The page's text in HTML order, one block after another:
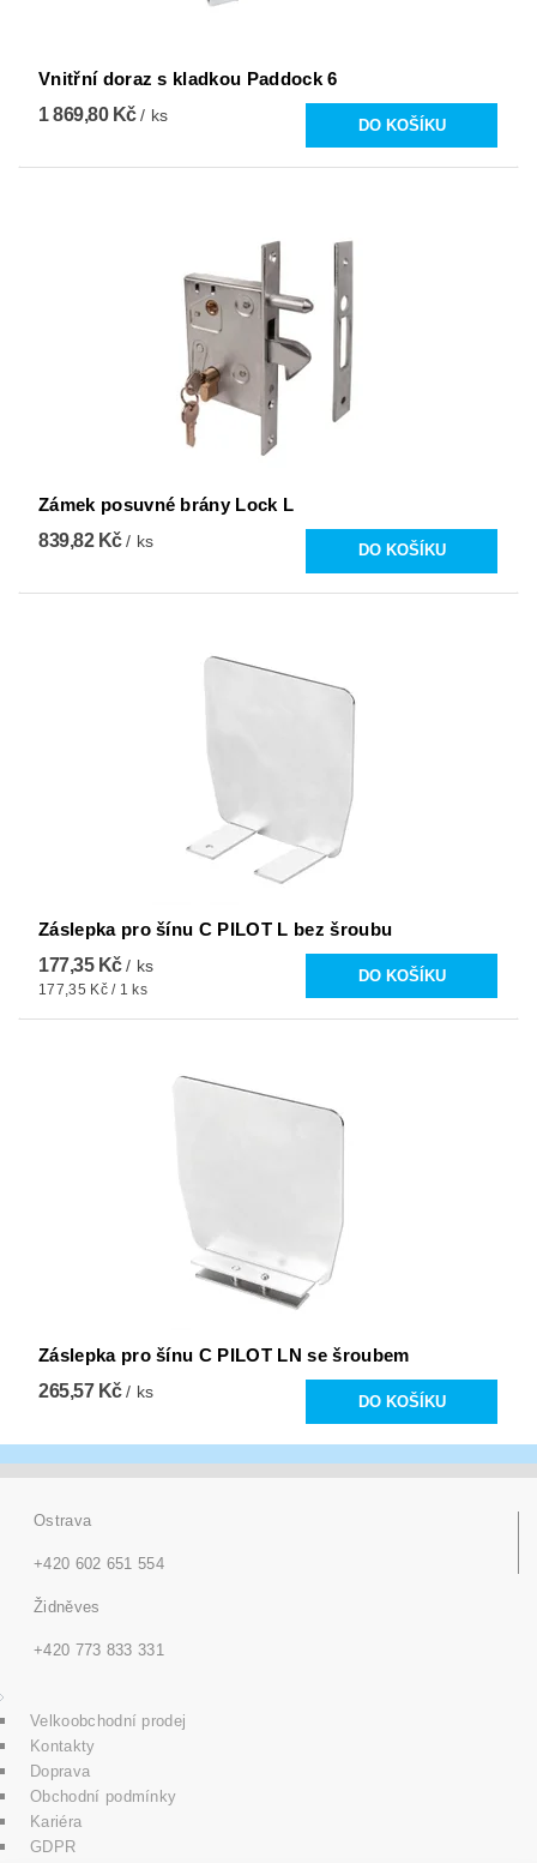
Vnitřní doraz s kladkou Paddock 6
1 869,80 Kč/ ks
Zámek posuvné brány Lock L
839,82 Kč/ ks
Záslepka pro šínu C PILOT L bez šroubu
177,35 Kč/ ks
177,35 Kč / 1 ks
Záslepka pro šínu C PILOT LN se šroubem
265,57 Kč/ ks
Ostrava
+420 602 651 554
Židněves
+420 773 833 331
Velkoobchodní prodej
Kontakty
Doprava
Obchodní podmínky
Kariéra
GDPR